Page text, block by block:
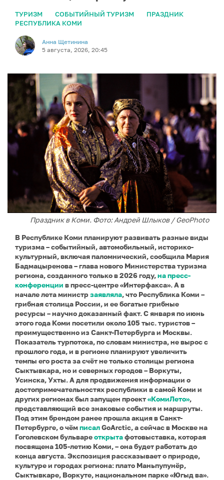
ТУРИЗМ СОБЫТИЙНЫЙ ТУРИЗМ
ПРАЗДНИК
РЕСПУБЛИКА КОМИ
Анна Щетинина
5 августа, 2026, 20:45
Праздник в Коми. Фото: Андрей Шлыков / GeoPhoto
В Республике Коми планируют развивать разные виды
туризма – событийный, автомобильный, историко-
культурный, включая паломнический, сообщила Мария
Бадмацыренова – глава нового Министерства туризма
региона, созданного только в 2026 году,на пресс-
конференции в пресс-центре «Интерфакса». А в
начале лета министрзаявляла, что Республика Коми –
грибная столица России, и ее богатые грибные
ресурсы – научно доказанный факт. С января по июнь
этого года Коми посетили около 105 тыс. туристов –
преимущественно из Санкт-Петербурга и Москвы.
Показатель турпотока, по словам министра, не вырос с
прошлого года, и в регионе планируют увеличить
темпы его роста за счёт не только столицы региона
Сыктывкара, но и северных городов – Воркуты,
Усинска, Ухты. А для продвижения информации о
достопримечательностях республики в самой Коми и
других регионах был запущен проект«КомиЛето»,
представляющий все знаковые события и маршруты.
Под этим брендом ранее прошла акция в Санкт-
Петербурге, о чёмписалGoArctic, а сейчас в Москве на
Гоголевском бульвареоткрытафотовыставка, которая
посвящена 105-летию Коми, – она будет работать до
конца августа. Экспозиция рассказывает о природе,
культуре и городах региона: плато Маньпупунёр,
Сыктывкаре, Воркуте, национальном парке «Югыд ва».